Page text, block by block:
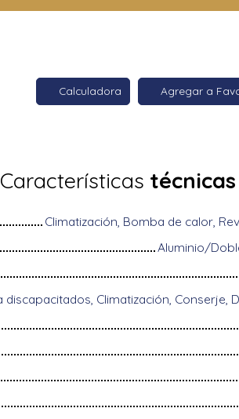
Calculadora Agregar a
Características técnicas
Climatización, Bomba de calor,
Aluminio/